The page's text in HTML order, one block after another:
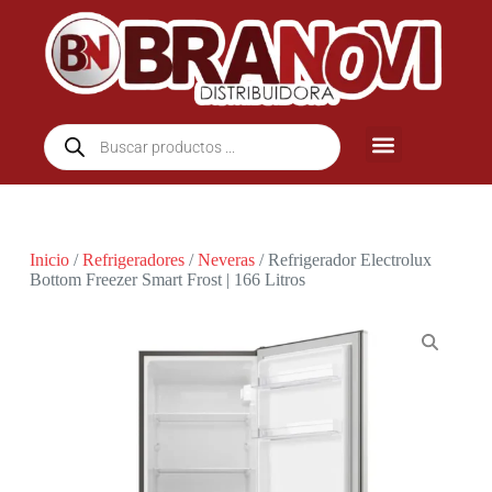
Inicio/Refrigeradores/Neveras/ Refrigerador Electrolux
Bottom Freezer Smart Frost | 166 Litros